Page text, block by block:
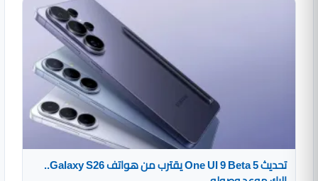
تحديث One UI 9 Beta 5 يقترب من هواتف Galaxy S26..